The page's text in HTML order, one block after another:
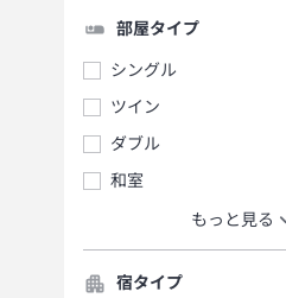
部屋タイプ
シングル
ツイン
ダブル
和室
もっと見る
宿タイプ